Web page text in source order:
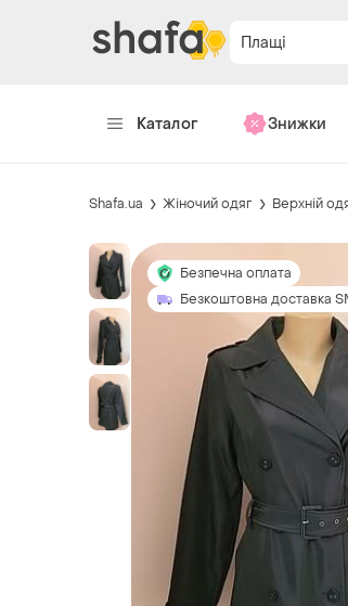
Плащі
Каталог Знижки
Shafa.ua Жіночий одяг Верхній
Безпечна оплата
Безкоштовна доставка